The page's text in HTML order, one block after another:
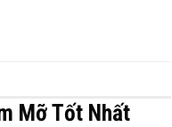
Mỡ Tốt Nhất